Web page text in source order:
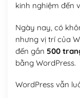
kinh nghiệm đến
Ngày nay, có
nhưng vị trí của
đến gần 500
bằng WordPress.
WordPress vẫn